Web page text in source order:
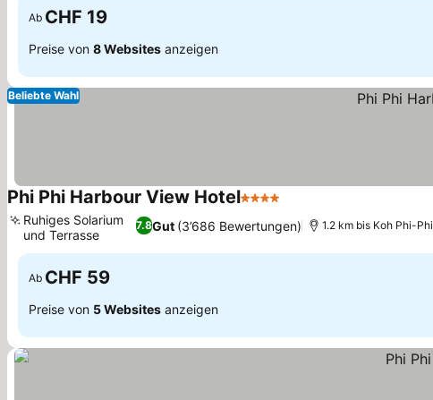
Ab CHF 19
Preise von 8 Websites anzeigen
Beliebte Wahl
Phi Phi Harbour View Hotel4 Sterne
7.8Gut (3’686 Bewertungen)
Ruhiges Solarium
und Terrasse
1.2 km bis Koh Phi-Phi
Ab CHF 59
Preise von 5 Websites anzeigen